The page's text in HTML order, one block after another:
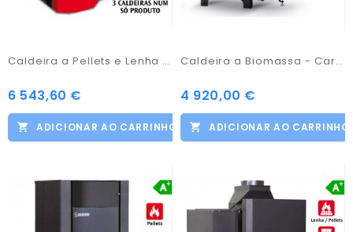
Caldeira a Pellets e Lenha - Carinci Prestige
6 543,60 €
ADICIONAR AO CARRINHO
Caldeira a Biomassa - Carinci Magnum
4 920,00 €
ADICIONAR AO CARRINHO